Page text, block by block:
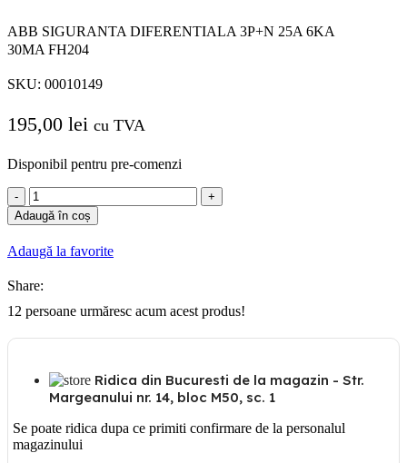
ABB SIGURANTA DIFERENTIALA 3P+N 25A 6KA
30MA FH204
SKU: 00010149
195,00 lei cu TVA
Disponibil pentru pre-comenzi
Cantitate
ABB
SIGURANTA
DIFERENTIALA
3P+N
6KA
30MA
Adaugă în coș
Adaugă la favorite
Share:
12 persoane urmăresc acum acest produs!
Ridica din Bucuresti de la magazin - Str.
Margeanului nr. 14, bloc M50, sc. 1
Se poate ridica dupa ce primiti confirmare de la personalul
magazinului